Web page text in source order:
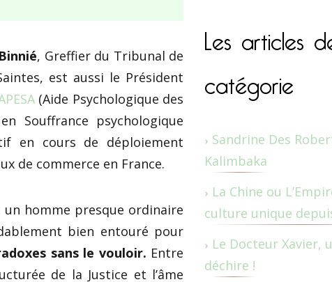
, Greffier du Tribunal de
est aussi le Président
(Aide Psychologique des
Souffrance psychologique
en cours de déploiement
de commerce en France.
un homme presque ordinaire
bien entouré pour
sans le vouloir. Entre
de la Justice et l’âme
Les articles
catégorie
Sandrine Des
Kalimbaka
La Chine ou
culture unique
Le Docteur Xavier,
déchire !